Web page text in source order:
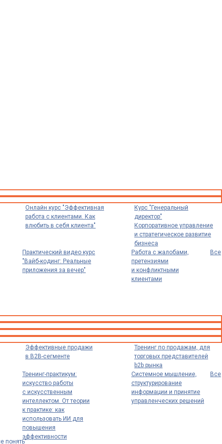
Онлайн курс "Эффективная
работа с клиентами. Как
влюбить в себя клиента"
Курс "Генеральный
директор"
Корпоративное управление
и стратегическое развитие
бизнеса
Практический видео курс
"Вайб-кодинг: Реальные
приложения за вечер"
Работа с жалобами,
претензиями
и конфликтными
клиентами
Все
Эффективные продажи
в B2B-сегменте
Тренинг по продажам, для
торговых представителей
b2b рынка
Тренинг-практикум:
искусство работы
с искусственным
интеллектом. От теории
к практике: как
использовать ИИ для
повышения
эффективности
Системное мышление,
структурирование
информации и принятие
управленческих решений
Все
понять"